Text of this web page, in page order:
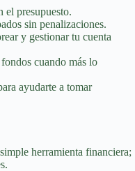
el presupuesto.
sin penalizaciones.
y gestionar tu cuenta
cuando más lo
ayudarte a tomar
herramienta financiera;